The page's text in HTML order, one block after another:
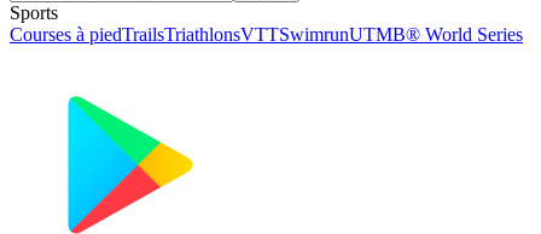
Sports
Courses à piedTrailsTriathlonsVTTSwimrunUTMB® World Series